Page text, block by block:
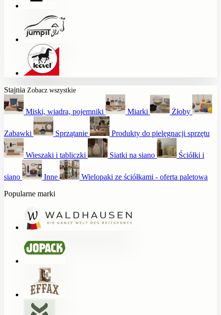
Stajnia Zobacz wszystkie
Miski, wiadra, pojemniki Miarki Żłoby
Zabawki Sprzątanie Produkty do pielęgnacji sprzętu
Wieszaki i tabliczki Siatki na siano Ściółki i
siano Inne
Wielopaki ze ściółkami - oferta paletowa
Popularne marki